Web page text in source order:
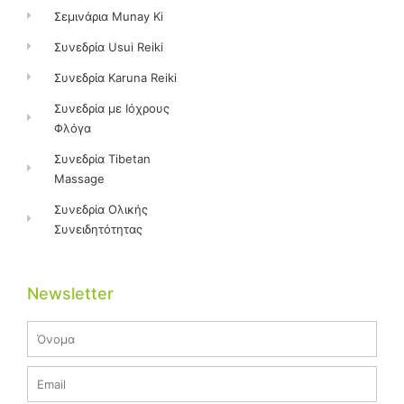
Σεμινάρια Munay Ki
Συνεδρία Usui Reiki
Συνεδρία Karuna Reiki
Συνεδρία με Ιόχρους
Φλόγα
Συνεδρία Tibetan
Massage
Συνεδρία Ολικής
Συνειδητότητας
Newsletter